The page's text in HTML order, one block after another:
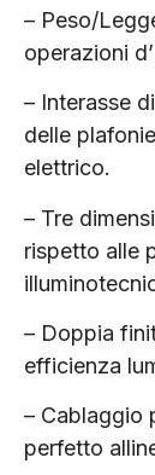
– Peso/
operazioni
– Interasse
delle
elettrico.
– Tre
rispetto alle
– Doppia
efficienza
– Cablaggio
perfetto